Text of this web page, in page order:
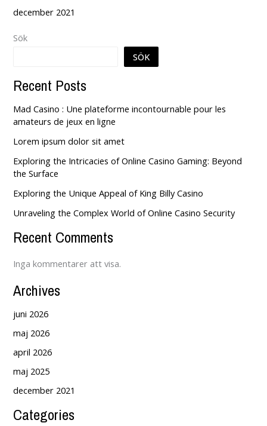
december 2021
Sök
SÖK
Recent Posts
Mad Casino : Une plateforme incontournable pour les
amateurs de jeux en ligne
Lorem ipsum dolor sit amet
Exploring the Intricacies of Online Casino Gaming: Beyond
the Surface
Exploring the Unique Appeal of King Billy Casino
Unraveling the Complex World of Online Casino Security
Recent Comments
Inga kommentarer att visa.
Archives
juni 2026
maj 2026
april 2026
maj 2025
december 2021
Categories